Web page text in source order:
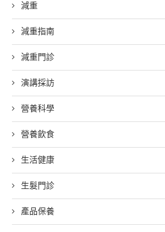
減重
減重指南
減重門診
演講採訪
營養科學
營養飲食
生活健康
生髮門診
產品保養